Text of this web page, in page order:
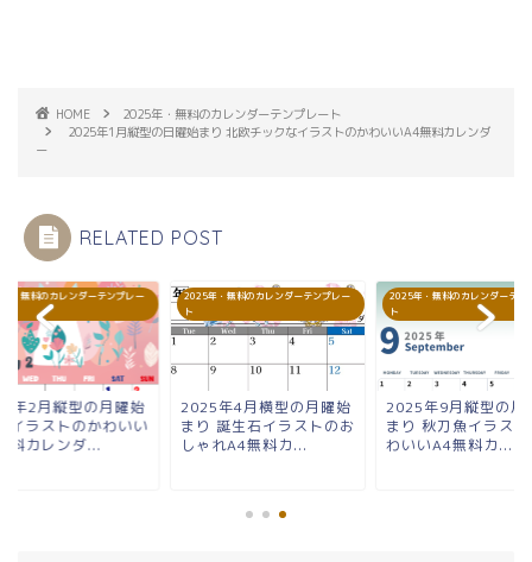
HOME
2025年・無料のカレンダーテンプレート
2025年1月縦型の日曜始まり 北欧チックなイラストのかわいいA4無料カレンダ
ー
RELATED POST
・無料のカレンダーテンプレー
年2月縦型の月曜始
イラストのかわいい
料カレンダ...
2025年・無料のカレンダーテンプレー
ト
2025年4月横型の月曜始
まり 誕生石イラストのお
しゃれA4無料カ...
2025年・無料のカレンダーテン
ト
2025年9月縦型の月
まり 秋刀魚イラス
わいいA4無料カ...